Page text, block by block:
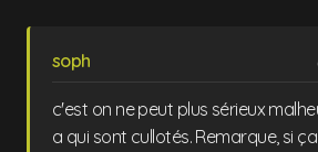
soph
c'est on ne peut plus sérieux
a qui sont cullotés. Remarque, si